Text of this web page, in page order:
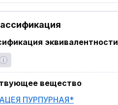
эквивалентности
вещество
ПУРПУРНАЯ*